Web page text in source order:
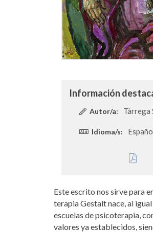
Información
Autor/a: Tàrrega
Idioma/s:
Este escrito nos sirve para
terapia Gestalt nace, al
escuelas de psicoterapia,
valores ya establecidos,